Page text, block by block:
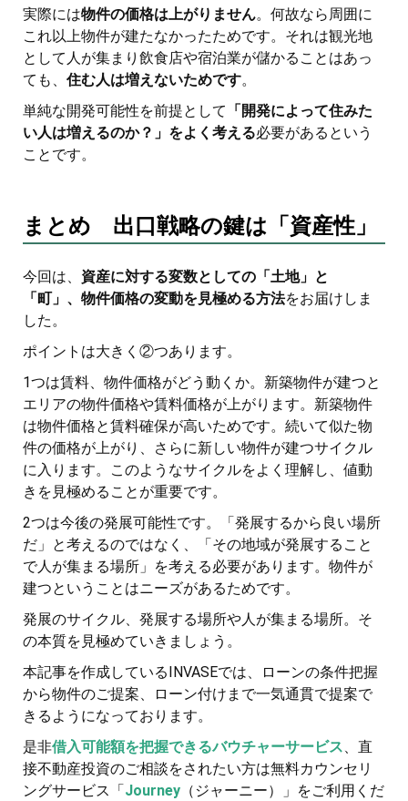
実際には物件の価格は上がりません。何故なら周囲に
これ以上物件が建たなかったためです。それは観光地
として人が集まり飲食店や宿泊業が儲かることはあっ
ても、 住む人は増えないためです。
単純な開発可能性を前提として 「開発によって住みた
い人は増えるのか？」をよく考える必要があるという
ことです。
まとめ 出口戦略の鍵は「資産性」
今回は、 資産に対する変数としての「土地」と
「町」、物件価格の変動を見極める方法をお届けしま
した。
ポイントは大きく②つあります。
1つは賃料、物件価格がどう動くか。新築物件が建つと
エリアの物件価格や賃料価格が上がります。新築物件
は物件価格と賃料確保が高いためです。続いて似た物
件の価格が上がり、さらに新しい物件が建つサイクル
に入ります。このようなサイクルをよく理解し、値動
きを見極めることが重要です。
2つは今後の発展可能性です。「発展するから良い場所
だ」と考えるのではなく、「その地域が発展すること
で人が集まる場所」を考える必要があります。物件が
建つということはニーズがあるためです。
発展のサイクル、発展する場所や人が集まる場所。そ
の本質を見極めていきましょう。
本記事を作成しているINVASEでは、ローンの条件把握
から物件のご提案、ローン付けまで一気通貫で提案で
きるようになっております。
是非借入可能額を把握できるバウチャーサービス 、直
接不動産投資のご相談をされたい方は無料カウンセリ
ングサービス「Journey （ジャーニー）」をご利用くだ